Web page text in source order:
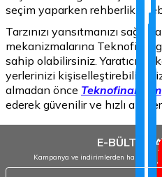
seçim yaparken rehberlik
Tarzınızı yansıtmanızı
mekanizmalarına Teknofinal
sahip olabilirsiniz. Yaratıcı ve
yerlerinizi
almadan önce Teknofinal.com
ederek güvenilir ve hızlı
E-BÜLTEN
Kampanya ve indirimlerden haberdar